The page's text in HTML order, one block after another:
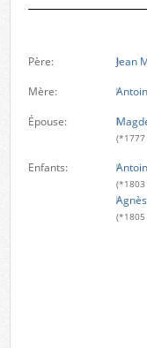
Père: Jean
Mère:
Épouse:
(*1777
Enfants:
(*1803
(*1805